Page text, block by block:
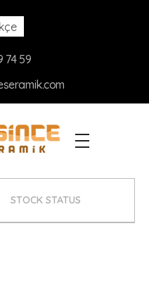
74 59
STOCK STATUS